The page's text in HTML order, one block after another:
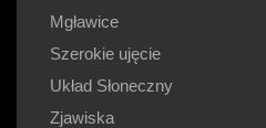
Mgławice
Szerokie ujęcie
Układ Słoneczny
Zjawiska